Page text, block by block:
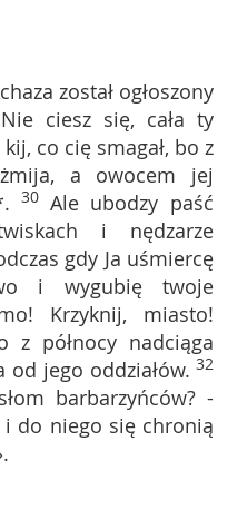
został ogłoszony
ciesz się, cała ty
co cię smagał, bo z
a owocem jej
30 Ale ubodzy paść
i nędzarze
gdy Ja uśmiercę
i wygubię twoje
Krzyknij, miasto!
z północy nadciąga
jego oddziałów. 32
barbarzyńców? -
i do niego się chronią